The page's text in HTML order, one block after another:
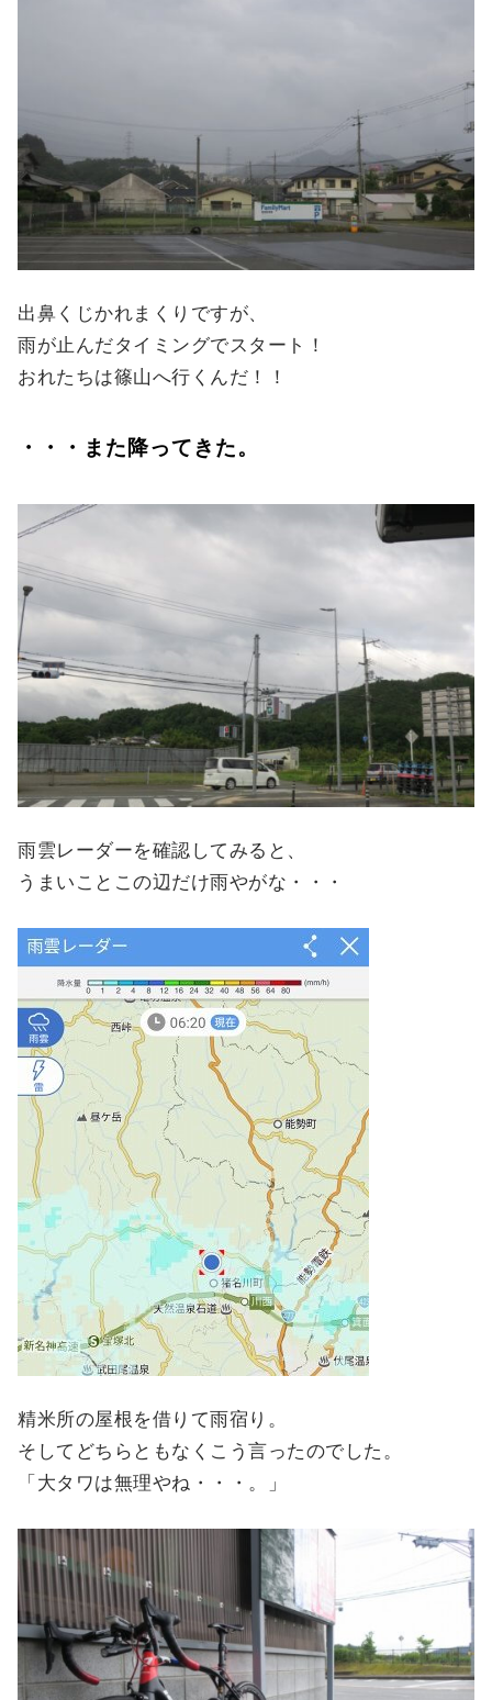
出鼻くじかれまくりですが、
雨が止んだタイミングでスタート！
おれたちは篠山へ行くんだ！！
・・・また降ってきた。
雨雲レーダーを確認してみると、
うまいことこの辺だけ雨やがな・・・
精米所の屋根を借りて雨宿り。
そしてどちらともなくこう言ったのでした。
「大タワは無理やね・・・。」